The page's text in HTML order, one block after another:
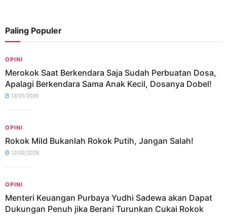
Paling Populer
OPINI
Merokok Saat Berkendara Saja Sudah Perbuatan Dosa,
Apalagi Berkendara Sama Anak Kecil, Dosanya Dobel!
13/01/2026
OPINI
Rokok Mild Bukanlah Rokok Putih, Jangan Salah!
12/02/2026
OPINI
Menteri Keuangan Purbaya Yudhi Sadewa akan Dapat
Dukungan Penuh jika Berani Turunkan Cukai Rokok